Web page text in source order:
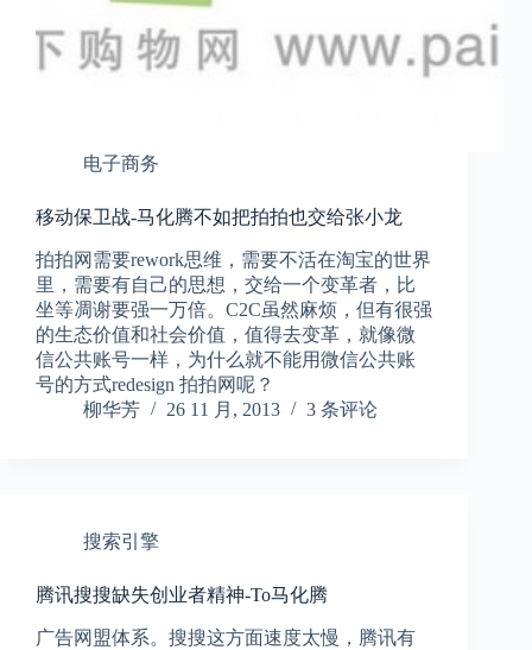
电子商务
移动保卫战-马化腾不如把拍拍也交给张小龙
拍拍网需要rework思维，需要不活在淘宝的世界
里，需要有自己的思想，交给一个变革者，比
坐等凋谢要强一万倍。C2C虽然麻烦，但有很强
的生态价值和社会价值，值得去变革，就像微
信公共账号一样，为什么就不能用微信公共账
号的方式redesign 拍拍网呢？
柳华芳
26 11 月, 2013 3 条评论
搜索引擎
腾讯搜搜缺失创业者精神-To马化腾
广告网盟体系。搜搜这方面速度太慢，腾讯有